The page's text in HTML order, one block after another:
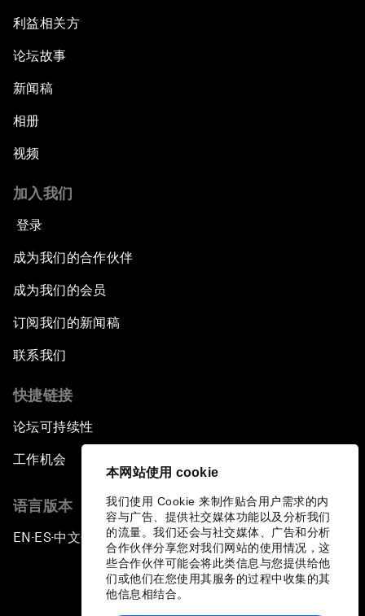
本网站使用 cookie
我们使用 Cookie 来制作贴合用户需求的内
容与广告、提供社交媒体功能以及分析我们
的流量。我们还会与社交媒体、广告和分析
合作伙伴分享您对我们网站的使用情况，这
些合作伙伴可能会将此类信息与您提供给他
们或他们在您使用其服务的过程中收集的其
他信息相结合。
利益相关方
论坛故事
新闻稿
相册
视频
加入我们
登录
成为我们的合作伙伴
成为我们的会员
订阅我们的新闻稿
联系我们
快捷链接
论坛可持续性
工作机会
语言版本
EN ▪ ES▪中文▪ 日本語